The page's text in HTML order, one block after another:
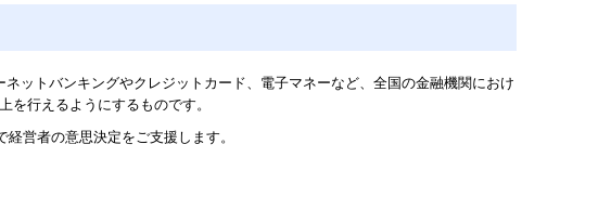
ットバンキングやクレジットカード、電子マネーなど、全国の金融機関におけ
行えるようにするものです。
営者の意思決定をご支援します。